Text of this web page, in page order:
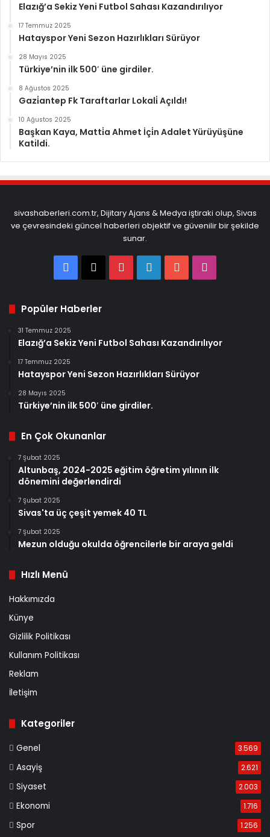
Elazığ’a Sekiz Yeni Futbol Sahası Kazandırılıyor
17 Temmuz 2025
Hatayspor Yeni Sezon Hazırlıkları Sürüyor
28 Mayıs 2025
Türkiye’nin ilk 500′ üne girdiler.
8 Ağustos 2025
Gazi̇antep Fk Taraftarlar Lokali̇ Açıldı!
10 Ağustos 2025
Başkan Kaya, Matti̇a Ahmet İçi̇n Adalet Yürüyüşüne
Katildi.
sivashaberleri.com.tr, Dijitary Ajans & Medya iştiraki olup, Sivas
ve çevresindeki güncel haberleri objektif ve güvenilir bir şekilde
sunar.
Facebook
X PinterestLinkedInYouTube
Popüler Haberler
31 Temmuz 2025
Elazığ’a Sekiz Yeni Futbol Sahası Kazandırılıyor
17 Temmuz 2025
Hatayspor Yeni Sezon Hazırlıkları Sürüyor
28 Mayıs 2025
Türkiye’nin ilk 500′ üne girdiler.
En Çok Okunanlar
7 Şubat 2025
Altunbaş, 2024-2025 eğitim öğretim yılının ilk
dönemini değerlendirdi
7 Şubat 2025
Sivas'ta üç çeşit yemek 40 TL
7 Şubat 2025
Mezun olduğu okulda öğrencilerle bir araya geldi
Hızlı Menü
Hakkımızda
Künye
Gizlilik Politikası
Kullanım Politikası
Reklam
İletişim
Kategoriler
Genel 3.569
Asayiş 2.621
Siyaset 2.003
Ekonomi 1.716
Spor 1.256